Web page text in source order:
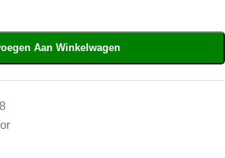
Aan Winkelwagen